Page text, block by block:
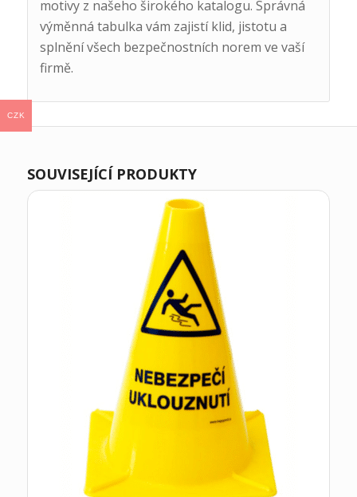
motivy z našeho širokého katalogu. Správná
výměnná tabulka vám zajistí klid, jistotu a
splnění všech bezpečnostních norem ve vaší
firmě.
SOUVISEJÍCÍ PRODUKTY
CZK